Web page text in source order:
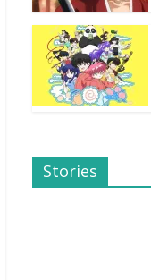
Stories
Dicas de
Filmes Para o